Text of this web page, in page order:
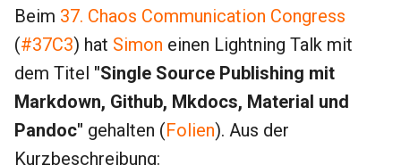
i
t
Beim 37. Chaos Communication Congress
(#37C3) hat Simon einen Lightning Talk mit
dem Titel "Single Source Publishing mit
Markdown, Github, Mkdocs, Material und
Pandoc" gehalten (Folien). Aus der
Kurzbeschreibung: